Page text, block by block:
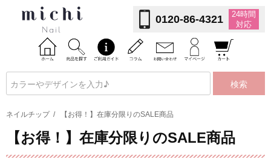
0120-86-4321
24時間
対応
検索
ネイルチップ / 【お得！】在庫分限りのSALE商品
【お得！】在庫分限りのSALE商品